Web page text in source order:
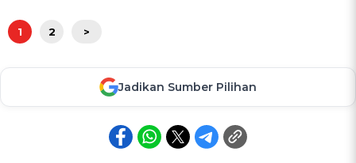
1 2 >
Jadikan Sumber Pilihan